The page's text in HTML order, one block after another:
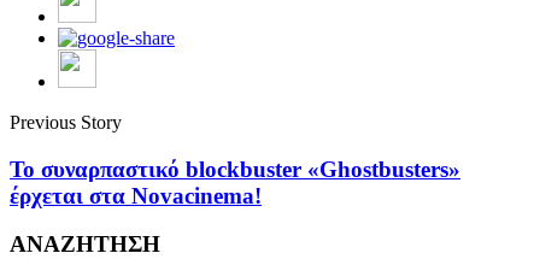
Previous Story
Το συναρπαστικό blockbuster «Ghostbusters»
έρχεται στα Novacinema!
ΑΝΑΖΗΤΗΣΗ